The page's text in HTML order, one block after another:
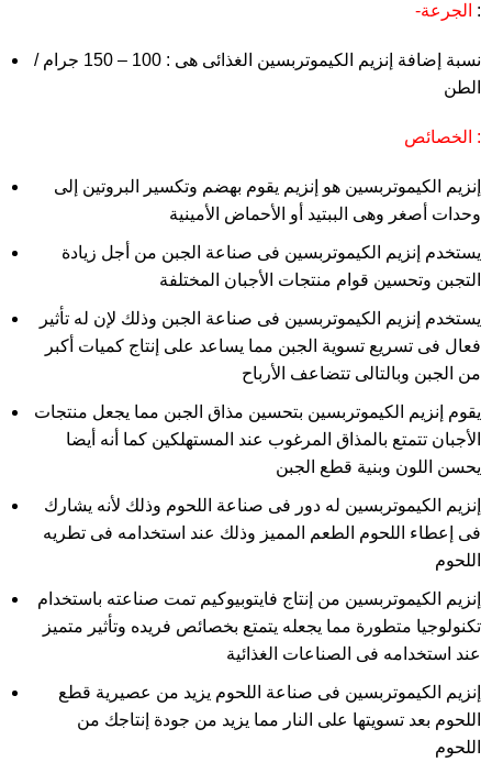
-الجرعة :
نسبة إضافة إنزيم الكيموتربسين الغذائى هى : 100 – 150 جرام /
الطن
الخصائص :
إنزيم الكيموتربسين هو إنزيم يقوم بهضم وتكسير البروتين إلى
وحدات أصغر وهى الببتيد أو الأحماض الأمينية
يستخدم إنزيم الكيموتربسين فى صناعة الجبن من أجل زيادة
التجبن وتحسين قوام منتجات الأجبان المختلفة
يستخدم إنزيم الكيموتربسين فى صناعة الجبن وذلك لإن له تأثير
فعال فى تسريع تسوية الجبن مما يساعد على إنتاج كميات أكبر
من الجبن وبالتالى تتضاعف الأرباح
يقوم إنزيم الكيموتربسين بتحسين مذاق الجبن مما يجعل منتجات
الأجبان تتمتع بالمذاق المرغوب عند المستهلكين كما أنه أيضا
يحسن اللون وبنية قطع الجبن
إنزيم الكيموتربسين له دور فى صناعة اللحوم وذلك لأنه يشارك
فى إعطاء اللحوم الطعم المميز وذلك عند استخدامه فى تطريه
اللحوم
إنزيم الكيموتربسين من إنتاج فايتوبيوكيم تمت صناعته باستخدام
تكنولوجيا متطورة مما يجعله يتمتع بخصائص فريده وتأثير متميز
عند استخدامه فى الصناعات الغذائية
إنزيم الكيموتربسين فى صناعة اللحوم يزيد من عصيرية قطع
اللحوم بعد تسويتها على النار مما يزيد من جودة إنتاجك من
اللحوم